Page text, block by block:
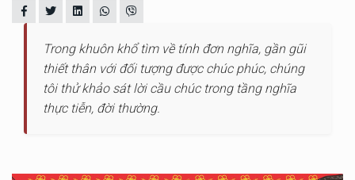
Trong khuôn khổ tìm về tính đơn nghĩa, gần gũi
thiết thân với đối tượng được chúc phúc, chúng
tôi thử khảo sát lời cầu chúc trong tầng nghĩa
thực tiễn, đời thường.